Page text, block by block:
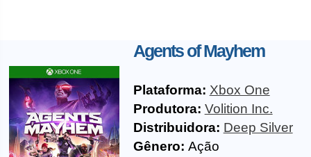
Agents of Mayhem
Plataforma: Xbox One
Produtora: Volition Inc.
Distribuidora: Deep Silver
Gênero: Ação